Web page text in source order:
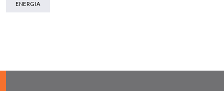
ENERGIA